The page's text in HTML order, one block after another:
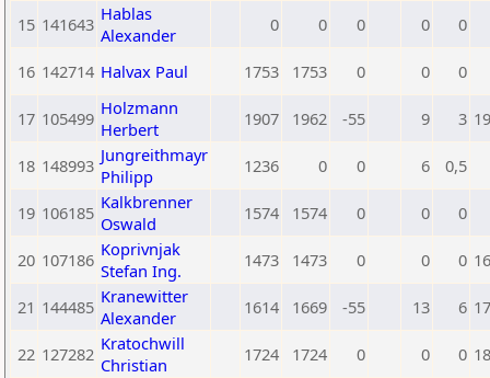
15 141643 Hablas
Alexander
0 0 0 0 0
16 142714 Halvax Paul 1753 1753 0 0 0
17 105499 Holzmann
Herbert
1907 1962 -55 9 3
18 148993 Jungreithmayr
Philipp
1236 0 0 6 0,5
19 106185 Kalkbrenner
Oswald
1574 1574 0 0 0
20 107186 Koprivnjak
Stefan Ing.
1473 1473 0 0 0
21 144485 Kranewitter
Alexander
1614 1669 -55 13 6
22 127282 Kratochwill
Christian
1724 1724 0 0 0